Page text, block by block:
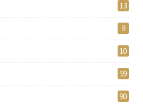
13
9
10
59
90